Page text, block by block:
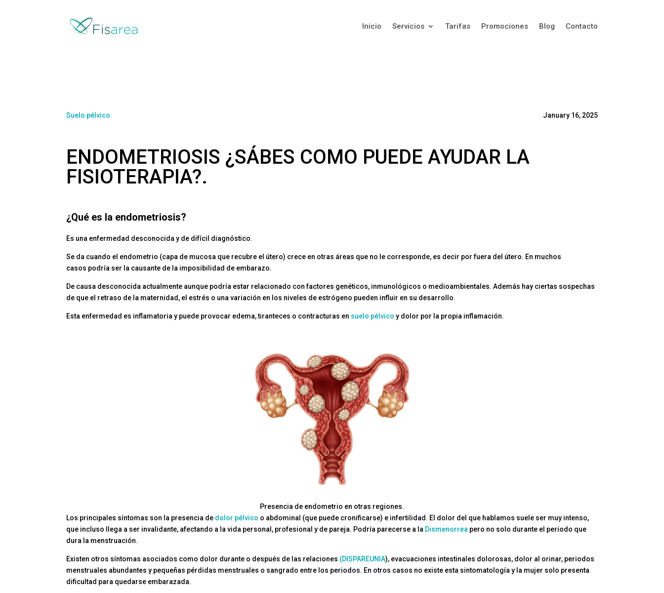
Inicio Servicios Tarifas Promociones Blog Contacto
Suelo pélvico January 16, 2025
ENDOMETRIOSIS ¿SÁBES COMO PUEDE AYUDAR LA
FISIOTERAPIA?.
¿Qué es la endometriosis?
Es una enfermedad desconocida y de difícil diagnóstico.
Se da cuando el endometrio (capa de mucosa que recubre el útero) crece en otras áreas que no le corresponde, es decir por fuera del útero. En muchos
casos podría ser la causante de la imposibilidad de embarazo.
De causa desconocida actualmente aunque podría estar relacionado con factores genéticos, inmunológicos o medioambientales. Además hay ciertas sospechas
de que el retraso de la maternidad, el estrés o una variación en los niveles de estrógeno pueden influir en su desarrollo.
Esta enfermedad es inflamatoria y puede provocar edema, tiranteces o contracturas en suelo pélvico y dolor por la propia inflamación.
Presencia de endometrio en otras regiones.
Los principales síntomas son la presencia de dolor pélvico o abdominal (que puede cronificarse) e infertilidad. El dolor del que hablamos suele ser muy intenso,
que incluso llega a ser invalidante, afectando a la vida personal, profesional y de pareja. Podría parecerse a la Dismenorrea pero no solo durante el periodo que
dura la menstruación.
Existen otros síntomas asociados como dolor durante o después de las relaciones (DISPAREUNIA), evacuaciones intestinales dolorosas, dolor al orinar, periodos
menstruales abundantes y pequeñas pérdidas menstruales o sangrado entre los periodos. En otros casos no existe esta sintomatología y la mujer solo presenta
dificultad para quedarse embarazada.